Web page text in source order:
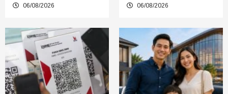
06/08/2026 06/08/2026